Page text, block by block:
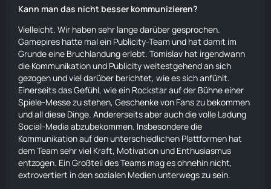
Kann man das nicht besser kommunizieren?
Vielleicht. Wir haben sehr lange darüber gesprochen.
Gamepires hatte mal ein Publicity-Team und hat damit im
Grunde eine Bruchlandung erlebt. Tomislav hat irgendwann
die Kommunikation und Publicity weitestgehend an sich
gezogen und viel darüber berichtet, wie es sich anfühlt.
Einerseits das Gefühl, wie ein Rockstar auf der Bühne einer
Spiele-Messe zu stehen, Geschenke von Fans zu bekommen
und all diese Dinge. Andererseits aber auch die volle Ladung
Social-Media abzubekommen. Insbesondere die
Kommunikation auf den unterschiedlichen Plattformen hat
dem Team sehr viel Kraft, Motivation und Enthusiasmus
entzogen. Ein Großteil des Teams mag es ohnehin nicht,
extrovertiert in den sozialen Medien unterwegs zu sein.